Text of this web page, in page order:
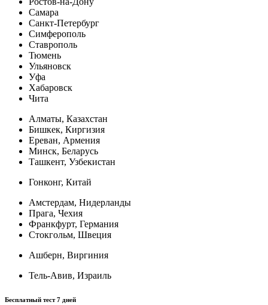
Самара
Санкт-Петербург
Симферополь
Ставрополь
Тюмень
Ульяновск
Уфа
Хабаровск
Чита
Алматы, Казахстан
Бишкек, Киргизия
Ереван, Армения
Минск, Беларусь
Ташкент, Узбекистан
Гонконг, Китай
Амстердам, Нидерланды
Прага, Чехия
Франкфурт, Германия
Стокгольм, Швеция
Ашберн, Виргиния
Тель-Авив, Израиль
Бесплатный тест 7 дней